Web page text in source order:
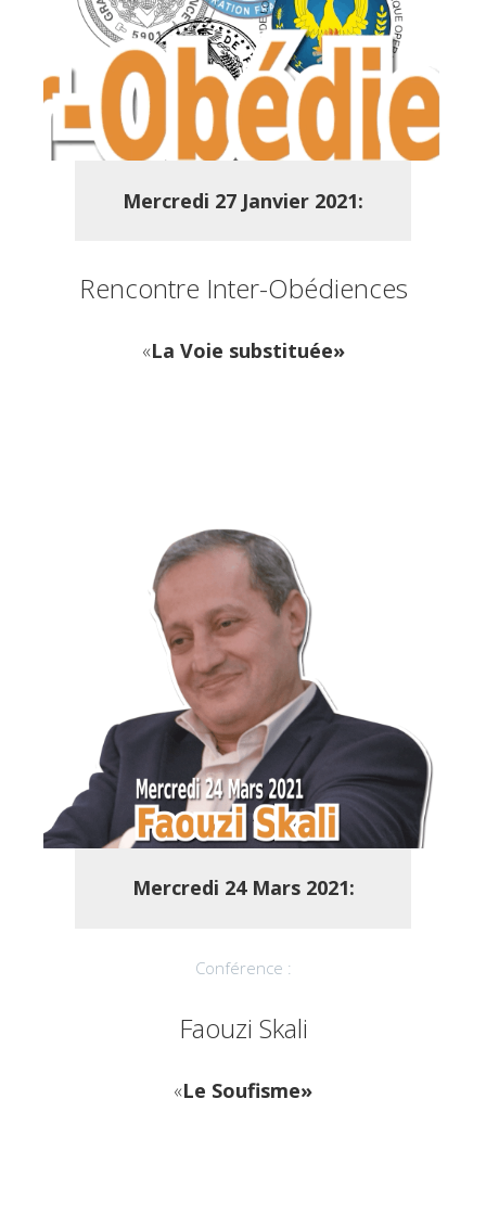
Mercredi 27 Janvier 2021:
Rencontre Inter-Obédiences
«La Voie substituée»
Mercredi 24 Mars 2021:
Conférence :
Faouzi Skali
«Le Soufisme»